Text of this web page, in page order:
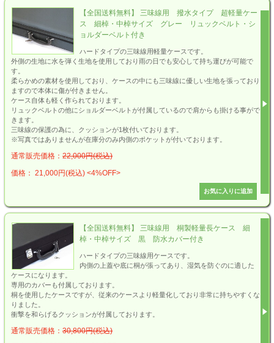
【全国送料無料】 三味線用 撥水タイプ 超軽量ケー
ス 細棹・中棹サイズ グレー リュックベルト・シ
ョルダーベルト付き
ハードタイプの三味線用軽量ケースです。
外側の生地に水を弾く生地を使用しており雨の日でも安心して持ち運びが可能で
す。
柔らかめの素材を使用しており、ケースの中にも三味線に優しい生地を張っており
ますので本体に傷が付きません。
ケース自体も軽く作られております。
リュックベルトの他にショルダーベルトが付属しているので肩からも掛ける事がで
きます。
三味線の保護の為に、クッションが1枚付いております。
※写真ではありませんが在庫分のみ内側のポケットが付いております。
通常販売価格： 22,000円(税込)
価格： 21,000円(税込) <4%OFF>
【全国送料無料】 三味線用 桐製軽量長ケース 細
棹・中棹サイズ 黒 防水カバー付き
ハードタイプの三味線用ケースです。
内側の上蓋や底に桐が張ってあり、湿気を防ぐのに適した
ケースになります。
専用のカバーも付属しております。
桐を使用したケースですが、従来のケースより軽量化しており非常に持ちやすくな
りました。
衝撃を和らげるクッションが付属しております。
通常販売価格： 30,800円(税込)